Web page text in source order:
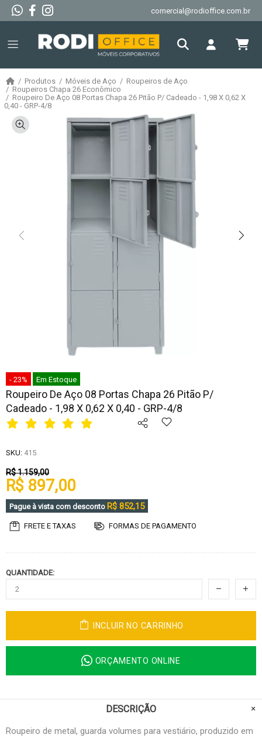
comercial@rodioffice.com.br
Produtos Móveis de Aço
Roupeiros de Aço
Roupeiros Chapa 26 Econômico
Roupeiro De Aço 08 Portas Chapa 26 Pitão P/ Cadeado - 1,98 X 0,62 X
0,40 - GRP-4/8
- 23% Em Estoque
Roupeiro De Aço 08 Portas Chapa 26 Pitão P/
Cadeado - 1,98 X 0,62 X 0,40 - GRP-4/8
SKU: 415
R$ 1.159,00
R$ 897,00
Pague à vista com desconto R$ 852,15
FRETE E TAXAS FORMAS DE PAGAMENTO
QUANTIDADE:
INCLUIR NO CARRINHO
ORÇAMENTO ONLINE
DESCRIÇÃO
Roupeiro de metal, guarda volumes para vestiário, produzido em